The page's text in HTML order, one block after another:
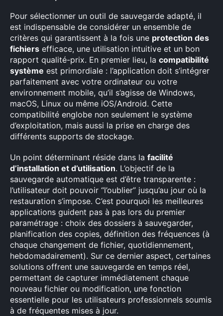
Pour sélectionner un outil de sauvegarde adapté, il
est indispensable de considérer un ensemble de
critères qui garantissent à la fois une protection des
fichiers efficace, une utilisation intuitive et un bon
rapport qualité-prix. En premier lieu, la compatibilité
système est primordiale : l’application doit s’intégrer
parfaitement avec votre ordinateur ou votre
environnement mobile, qu’il s’agisse de Windows,
macOS, Linux ou même iOS/Android. Cette
compatibilité englobe non seulement le système
d’exploitation, mais aussi la prise en charge des
différents supports de stockage.
Un point déterminant réside dans la facilité
d’installation et d’utilisation. L’objectif de la
sauvegarde automatique est d’être transparente :
l’utilisateur doit pouvoir “l’oublier” jusqu’au jour où la
restauration s’impose. C’est pourquoi les meilleures
applications guident pas à pas lors du premier
paramétrage : choix des dossiers à sauvegarder,
planification des copies, définition des fréquences (à
chaque changement de fichier, quotidiennement,
hebdomadairement). Sur ce dernier aspect, certaines
solutions offrent une sauvegarde en temps réel,
permettant de capturer immédiatement chaque
nouveau fichier ou modification, une fonction
essentielle pour les utilisateurs professionnels soumis
à de fréquentes mises à jour.